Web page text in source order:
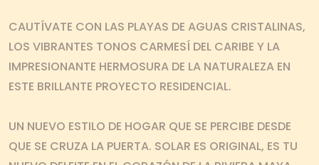
AVE CTM (46) ENTRE AVE. NTE Y
COZUMEL, CONDOMINIO STUDIO
ONE COLONIA ZAZIL HA, PLAYA
MÉXICO.
CAUTÍVATE CON LAS PLAYAS DE AGUAS CRISTALINAS,
LOS VIBRANTES TONOS CARMESÍ DEL CARIBE Y LA
IMPRESIONANTE HERMOSURA DE LA NATURALEZA EN
ESTE BRILLANTE PROYECTO RESIDENCIAL.
UN NUEVO ESTILO DE HOGAR QUE SE PERCIBE DESDE
QUE SE CRUZA LA PUERTA. SOLAR ES ORIGINAL, ES TU